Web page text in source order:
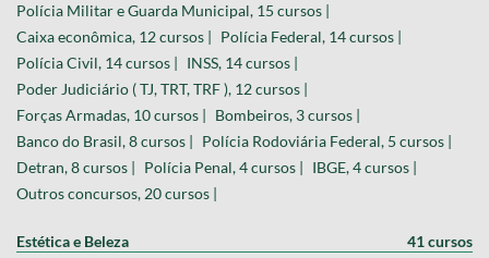
Polícia Militar e Guarda Municipal, 15 cursos |
Caixa econômica, 12 cursos | Polícia Federal, 14 cursos |
Polícia Civil, 14 cursos | INSS, 14 cursos |
Poder Judiciário ( TJ, TRT, TRF ), 12 cursos |
Forças Armadas, 10 cursos | Bombeiros, 3 cursos |
Banco do Brasil, 8 cursos | Polícia Rodoviária Federal, 5 cursos |
Detran, 8 cursos | Polícia Penal, 4 cursos | IBGE, 4 cursos |
Outros concursos, 20 cursos |
Estética e Beleza 41 cursos